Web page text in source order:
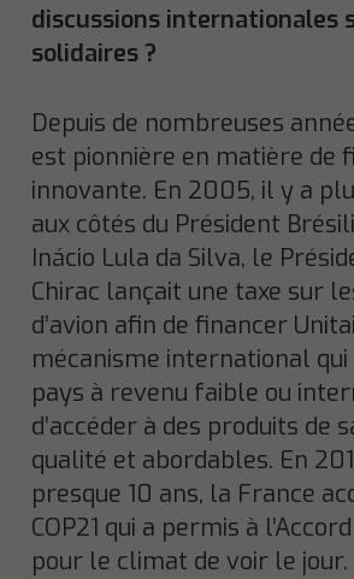
discussions internationales
solidaires ?
Depuis de nombreuses
est pionnière en matière de
innovante. En 2005, il y a
aux côtés du Président
Inácio Lula da Silva, le
Chirac lançait une taxe sur
d’avion afin de financer
mécanisme international
pays à revenu faible ou
d’accéder à des produits de
qualité et abordables. En
presque 10 ans, la France
COP21 qui a permis à
pour le climat de voir le jour.